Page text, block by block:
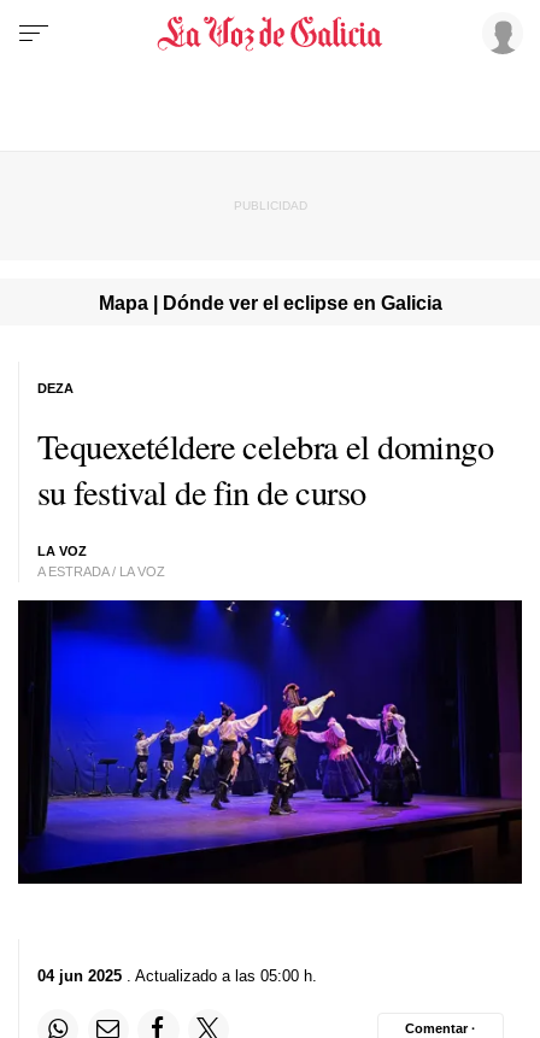
Mapa | Dónde ver el eclipse en Galicia
Tequexetéldere celebra el domingo
su festival de fin de curso
LA VOZ
A ESTRADA / LA VOZ
DEZA
04 jun 2025 . Actualizado a las 05:00 h.
Comentar ·